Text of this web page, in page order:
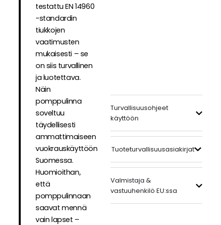
testattu EN 14960
-standardin
tiukkojen
vaatimusten
mukaisesti – se
on siis turvallinen
ja luotettava.
Näin
pomppulinna
soveltuu
täydellisesti
ammattimaiseen
vuokrauskäyttöön
Suomessa.
Huomioithan,
että
pomppulinnaan
saavat mennä
vain lapset –
Turvallisuusohjeet
käyttöön
Tuoteturvallisuusasiakirjat
Valmistaja &
vastuuhenkilö EU:ssa